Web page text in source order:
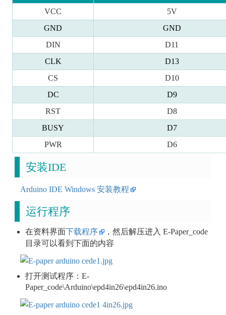
VCC
5V
GND
GND
DIN
D11
CLK
D13
CS
D10
DC
D9
RST
D8
BUSY
D7
PWR
D6
安装IDE
Arduino IDE Windows 安装教程
运行程序
在资料界面下载程序
，然后解压进入 E-Paper_code
目录可以看到下面的内容
打开测试程序：E-
Paper_code\Arduino\epd4in26\epd4in26.ino